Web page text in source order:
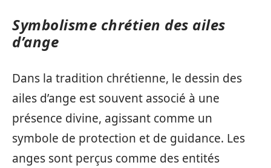
Symbolisme chrétien des ailes
d’ange
Dans la tradition chrétienne, le dessin des
ailes d’ange est souvent associé à une
présence divine, agissant comme un
symbole de protection et de guidance. Les
anges sont perçus comme des entités